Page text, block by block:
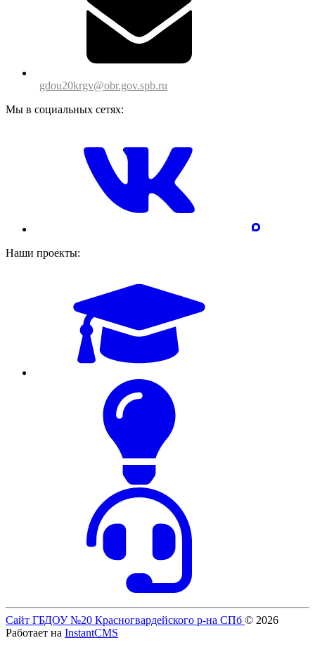
gdou20krgv@obr.gov.spb.ru
Мы в социальных сетях:
Наши проекты:
Сайт ГБДОУ №20 Красногвардейского р-на СПб © 2026
Работает на InstantCMS